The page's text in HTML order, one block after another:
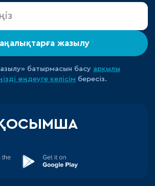
жазылу
батырмасын басу арқылы
өңдеуге келісім бересіз.
ҚОСЫМША